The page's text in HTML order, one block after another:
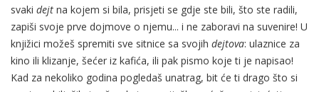
svaki dejt na kojem si bila, prisjeti se gdje ste bili, što ste radili,
zapiši svoje prve dojmove o njemu... i ne zaboravi na suvenire! U
knjižici možeš spremiti sve sitnice sa svojih dejtova: ulaznice za
kino ili klizanje, šećer iz kafića, ili pak pismo koje ti je napisao!
Kad za nekoliko godina pogledaš unatrag, bit će ti drago što si